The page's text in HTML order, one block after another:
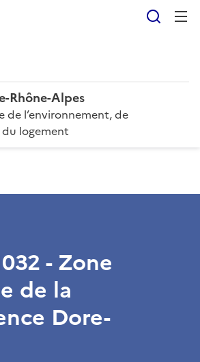
Rhône-Alpes
de l’environnement, de
du logement
- Zone
de la
Dore-